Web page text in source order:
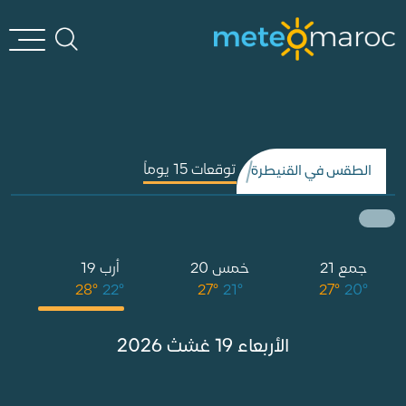
الطقس في القنيطرة توقعات 15 يوماً
أرب 19
28° 22°
خمس 20
27° 21°
جمع 21
27° 20°
الأربعاء 19 غشث 2026